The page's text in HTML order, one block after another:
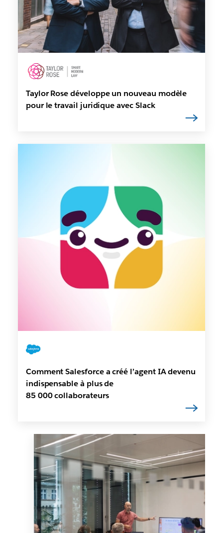
Taylor Rose développe un nouveau modèle
pour le travail juridique avec Slack
Comment Salesforce a créé l’agent IA devenu
indispensable à plus de
85 000 collaborateurs